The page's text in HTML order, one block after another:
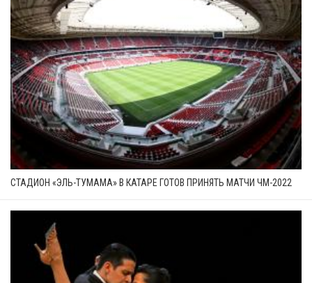
СТАДИОН «ЭЛЬ-ТУМАМА» В КАТАРЕ ГОТОВ ПРИНЯТЬ МАТЧИ ЧМ-2022